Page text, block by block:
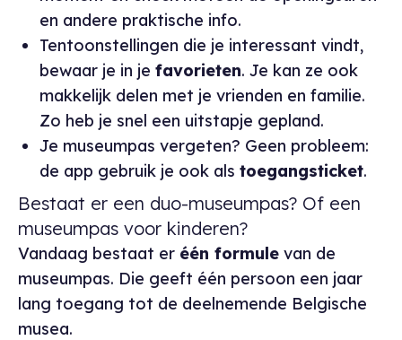
en andere praktische info.
Tentoonstellingen die je interessant vindt,
bewaar je in je favorieten. Je kan ze ook
makkelijk delen met je vrienden en familie.
Zo heb je snel een uitstapje gepland.
Je museumpas vergeten? Geen probleem:
de app gebruik je ook als toegangsticket.
Bestaat er een duo-museumpas? Of een
museumpas voor kinderen?
Vandaag bestaat er één formule van de
museumpas. Die geeft één persoon een jaar
lang toegang tot de deelnemende Belgische
musea.